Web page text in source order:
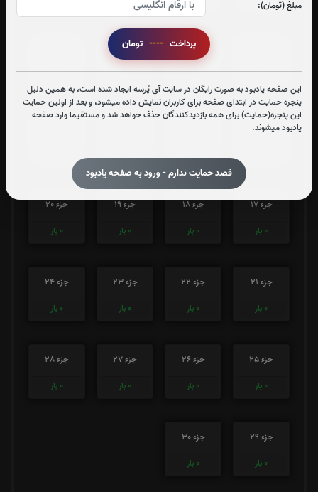
مبلغ (تومان):
پرداخت ----
این صفحه یادبود به صورت رایگان در سایت آی پُرسه ایجاد شده است، به همین دلیل
پنجره حمایت در ابتدای صفحه برای کاربران نمایش داده میشود، و بعد از اولین حمایت
این پنجره(حمایت) برای همه بازدیدکنندگان حذف خواهد شد و مستقیما وارد صفحه
یادبود میشوند.
قصد حمایت ندارم - ورود به صفحه یادبود
0بار
جزء 10
0بار
جزء 11
0بار
0بار
جزء 13
جزء 17
0 بار
جزء 18
0 بار
جزء 19
0 بار
جزء 20
0 بار
جزء 21
0 بار
جزء 22
0 بار
جزء 23
0 بار
جزء 24
0 بار
جزء 25
0 بار
جزء 26
0 بار
جزء 27
0 بار
جزء 28
0 بار
جزء 29
0 بار
جزء 30
0 بار